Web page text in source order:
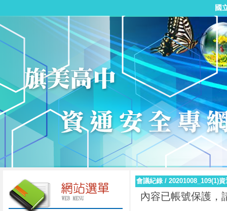
國
會議紀錄 / 20201008_109(1)
內容已帳號保護，